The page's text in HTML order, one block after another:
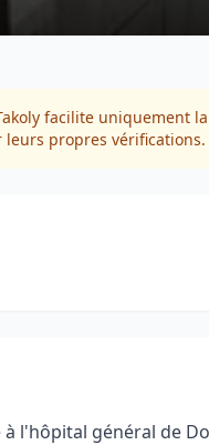
facilite uniquement
propres vérifications.
l'hôpital général de